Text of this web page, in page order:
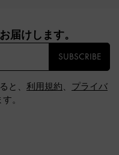
届けします。​
SUBSCRIBE
と、 利用規約、 プライバ
。